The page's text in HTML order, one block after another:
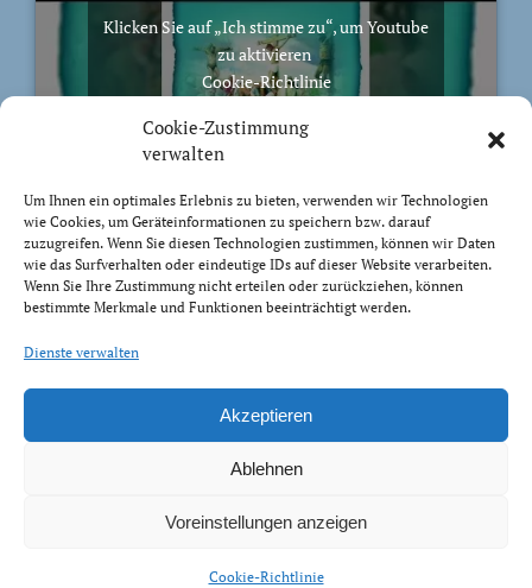
Cookie-Zustimmung
verwalten
Um Ihnen ein optimales Erlebnis zu bieten, verwenden wir Technologien
wie Cookies, um Geräteinformationen zu speichern bzw. darauf
zuzugreifen. Wenn Sie diesen Technologien zustimmen, können wir Daten
wie das Surfverhalten oder eindeutige IDs auf dieser Website verarbeiten.
Wenn Sie Ihre Zustimmung nicht erteilen oder zurückziehen, können
bestimmte Merkmale und Funktionen beeinträchtigt werden.
Dienste verwalten
Akzeptieren
Ablehnen
Voreinstellungen anzeigen
Cookie-Richtlinie
Klicken Sie auf „Ich stimme zu“, um Youtube
zu aktivieren
Cookie-Richtlinie
Ich stimme zu
BIBELVERS DES TAGES
euch tragen, bis ihr grau werdet. Ich habe es getan; ich
will heben und tragen und erretten.
Impressum Datenschutz